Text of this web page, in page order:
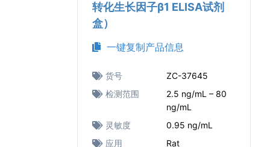
转化生长因子β1 ELISA试剂
盒）
一键复制产品信息
货号
ZC-37645
检测范围
2.5 ng/mL – 80
ng/mL
灵敏度
0.95 ng/mL
应用
Rat